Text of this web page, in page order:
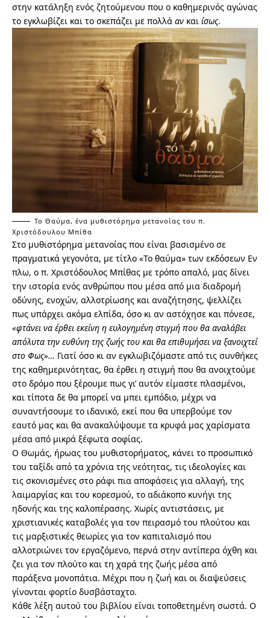
στην κατάληξη ενός ζητούμενου που ο καθημερινός αγώνας
το εγκλωβίζει και το σκεπάζει με πολλά αν και ίσως.
Το Θαύμα, ένα μυθιστόρημα μετανοίας του π.
Χριστόδουλου Μπίθα
Στο μυθιστόρημα μετανοίας που είναι βασισμένο σε
πραγματικά γεγονότα, με τίτλο «Το θαύμα» των εκδόσεων Εν
πλω, ο π. Χριστόδουλος Μπίθας με τρόπο απαλό, μας δίνει
την ιστορία ενός ανθρώπου που μέσα από μια διαδρομή
οδύνης, ενοχών, αλλοτρίωσης και αναζήτησης, ψελλίζει
πως υπάρχει ακόμα ελπίδα, όσο κι αν αστόχησε και πόνεσε,
«φτάνει να έρθει εκείνη η ευλογημένη στιγμή που θα αναλάβει
απόλυτα την ευθύνη της ζωής του και θα επιθυμήσει να ξανοιχτεί
στο Φως»… Γιατί όσο κι αν εγκλωβιζόμαστε από τις συνθήκες
της καθημερινότητας, θα έρθει η στιγμή που θα ανοιχτούμε
στο δρόμο που ξέρουμε πως γι’ αυτόν είμαστε πλασμένοι,
και τίποτα δε θα μπορεί να μπει εμπόδιο, μέχρι να
συναντήσουμε το ιδανικό, εκεί που θα υπερβούμε τον
εαυτό μας και θα ανακαλύψουμε τα κρυφά μας χαρίσματα
μέσα από μικρά ξέφωτα σοφίας.
Ο Θωμάς, ήρωας του μυθιστορήματος, κάνει το προσωπικό
του ταξίδι από τα χρόνια της νεότητας, τις ιδεολογίες και
τις σκονισμένες στο ράφι πια αποφάσεις για αλλαγή, της
λαιμαργίας και του κορεσμού, το αδιάκοπο κυνήγι της
ηδονής και της καλοπέρασης. Χωρίς αντιστάσεις, με
χριστιανικές καταβολές για τον πειρασμό του πλούτου και
τις μαρξιστικές θεωρίες για τον καπιταλισμό που
αλλοτριώνει τον εργαζόμενο, περνά στην αντίπερα όχθη και
ζει για τον πλούτο και τη χαρά της ζωής μέσα από
παράξενα μονοπάτια. Μέχρι που η ζωή και οι διαψεύσεις
γίνονται φορτίο δυσβάσταχτο.
Κάθε λέξη αυτού του βιβλίου είναι τοποθετημένη σωστά. Ο